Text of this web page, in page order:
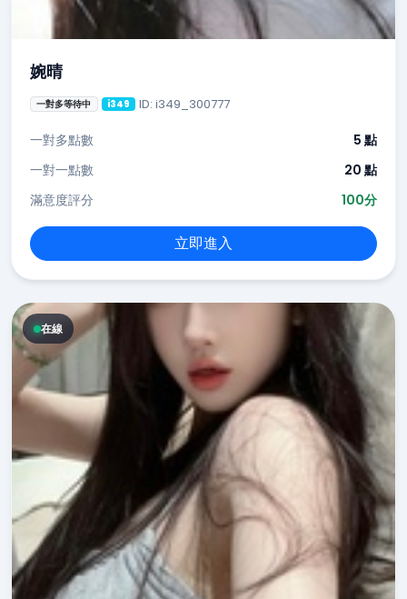
婉晴
一對多等待中 i349 ID: i349_300777
一對多點數
5 點
一對一點數
20 點
滿意度評分
100分
立即進入
在線